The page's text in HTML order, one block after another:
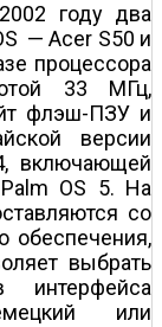
году два
— Acer S50 и
процессора
33 МГц,
флэш-ПЗУ и
версии
включающей
OS 5. На
со
обеспечения,
выбрать
или